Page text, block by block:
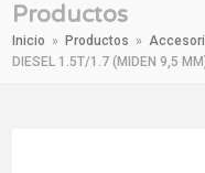
Productos
Inicio » Productos »
DIESEL 1.5T/1.7 (MIDEN 9,5